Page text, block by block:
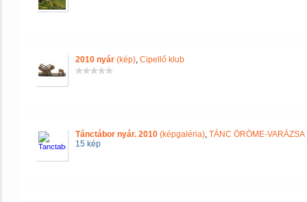
2010 nyár (kép), Cipellő klub
Tánctábor nyár. 2010 (képgaléria), TÁNC ÖRÖME-VARÁZSA
15 kép